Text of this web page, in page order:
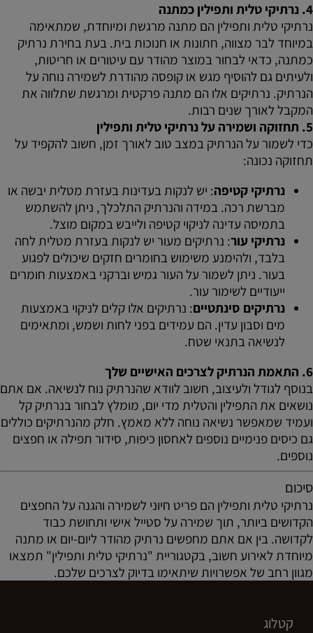
4. נרתיקי טלית ותפילין כמתנה
נרתיקי טלית ותפילין הם מתנה מרגשת ומיוחדת, שמתאימה
במיוחד לבר מצווה, חתונות או חנוכות בית. בעת בחירת נרתיק
כמתנה, כדאי לבחור במוצר מהודר עם עיטורים או חריטות,
ולעיתים גם להוסיף מגש או קופסה מהודרת לשמירה נוחה על
הנרתיק. נרתיקים אלו הם מתנה פרקטית ומרגשת שתלווה את
המקבל לאורך שנים רבות.
5. תחזוקה ושמירה על נרתיקי טלית ותפילין
כדי לשמור על הנרתיק במצב טוב לאורך זמן, חשוב להקפיד על
תחזוקה נכונה:
נרתיקי קטיפה: יש לנקות בעדינות בעזרת מטלית יבשה או
מברשת רכה. במידה והנרתיק התלכלך, ניתן להשתמש
בתמיסה עדינה לניקוי קטיפה ולייבש במקום מוצל.
נרתיקי עור: נרתיקים מעור יש לנקות בעזרת מטלית לחה
בלבד, ולהימנע משימוש בחומרים חזקים שיכולים לפגוע
בעור. ניתן לשמור על העור גמיש וברקני באמצעות חומרים
ייעודיים לשימור עור.
נרתיקים סינתטיים: נרתיקים אלו קלים לניקוי באמצעות
מים וסבון עדין. הם עמידים בפני לחות ושמש, ומתאימים
לנשיאה בתנאי שטח.
6. התאמת הנרתיק לצרכים האישיים שלך
בנוסף לגודל ולעיצוב, חשוב לוודא שהנרתיק נוח לנשיאה. אם אתם
נושאים את התפילין והטלית מדי יום, מומלץ לבחור בנרתיק קל
ועמיד שמאפשר נשיאה נוחה ללא מאמץ. חלק מהנרתיקים כוללים
גם כיסים פנימיים נוספים לאחסון כיפות, סידור תפילה או חפצים
נוספים.
סיכום
נרתיקי טלית ותפילין הם פריט חיוני לשמירה והגנה על החפצים
הקדושים ביותר, תוך שמירה על סטייל אישי ותחושת כבוד
לקדושה. בין אם אתם מחפשים נרתיק מהודר ליום-יום או מתנה
מיוחדת לאירוע חשוב, בקטגוריית "נרתיקי טלית ותפילין" תמצאו
מגוון רחב של אפשרויות שיתאימו בדיוק לצרכים שלכם.
קטלוג